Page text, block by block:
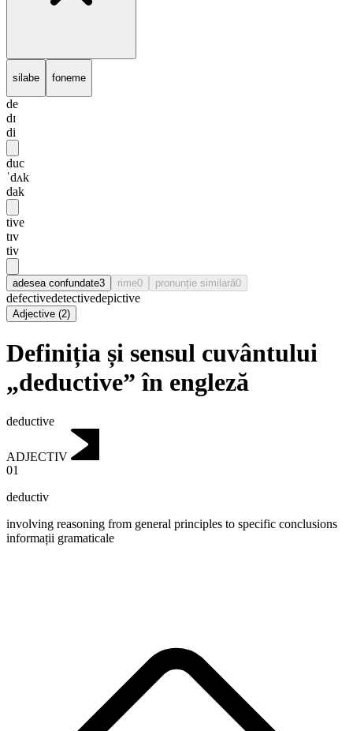
silabe foneme
de
dɪ
di
duc
ˈdʌk
dak
tive
tɪv
tiv
adesea confundate3 rime0 pronunție similară0
defectivedetectivedepictive
Adjective (2)
Definiția și sensul cuvântului
„deductive” în engleză
deductive
ADJECTIV
01
deductiv
involving reasoning from general principles to specific conclusions
informații gramaticale